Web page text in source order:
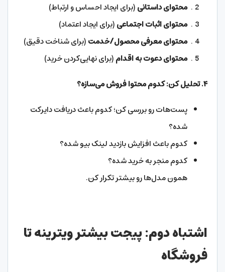
محتوای داستانی(برای ایجاد احساس و ارتباط)
محتوای اثبات اجتماعی(برای ایجاد اعتماد)
محتوای معرفی محصول/خدمت(برای شناخت دقیق)
محتوای دعوت به اقدام(برای نهایی‌کردن خرید)
۴.تحلیل کن: کدوم محتوا فروش می‌سازه؟
پست‌هات رو بررسی کن؛ کدوم باعث دریافت دایرکت
شده؟
کدوم باعث افزایش بازدید لینک بیو شده؟
کدوم منجر به خرید شده؟
همون مدل‌ها رو بیشتر تکرار کن.
اشتباه دوم: پیجت بیشتر ویترینه تا
فروشگاه